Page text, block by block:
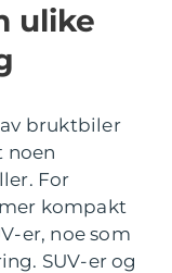
ulike
bruktbiler
noen
For
kompakt
er, noe som
SUV-er og